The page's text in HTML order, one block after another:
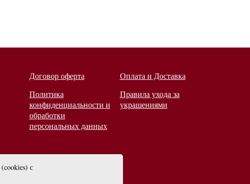
(cookies) с
Договор оферта
Политика
конфиденциальности и
обработки
персональных данных
Оплата и Доставка
Правила ухода за
украшениями